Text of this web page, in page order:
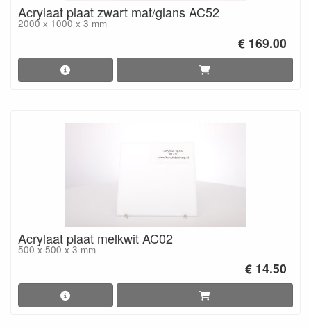
Acrylaat plaat zwart mat/glans AC52
2000 x 1000 x 3 mm
€ 169.00
Acrylaat plaat melkwit AC02
500 x 500 x 3 mm
€ 14.50